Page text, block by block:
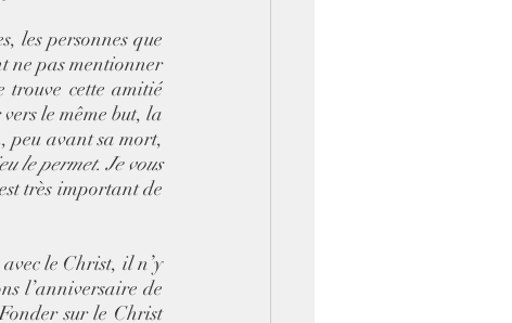
les personnes que
ne pas mentionner
cette amitié
le même but, la
peu avant sa mort,
le permet. Je vous
très important de
le Christ, il n’y
l’anniversaire de
sur le Christ